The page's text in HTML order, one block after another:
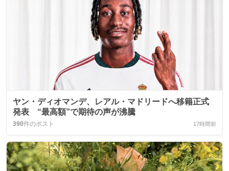
ヤン・ディオマンデ、レアル・マドリードへ移籍正式
発表 “最高額”で期待の声が沸騰
390件のポスト 17時間前